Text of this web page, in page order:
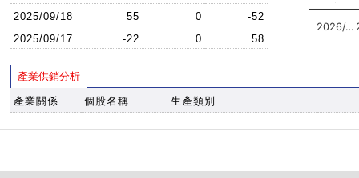
2025/09/18
55 0
-52
2025/09/17
-22 0 58
2026/…
產業供銷分析
產業關係 個股名稱 生產類別